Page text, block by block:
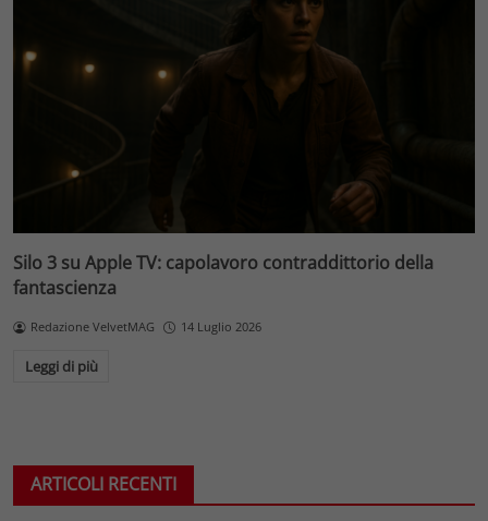
Silo 3 su Apple TV: capolavoro contraddittorio della
fantascienza
Redazione VelvetMAG 14 Luglio 2026
Leggi di più
ARTICOLI RECENTI